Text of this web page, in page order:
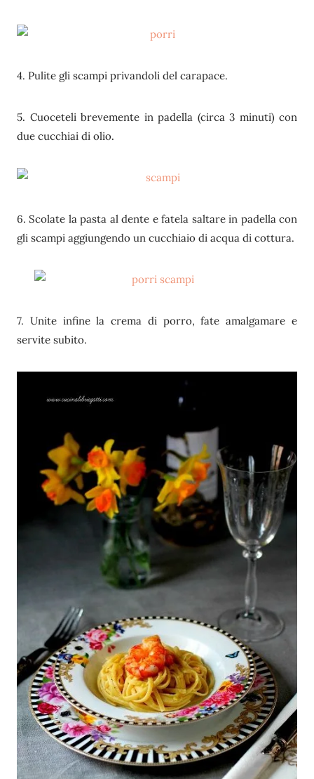
4. Pulite gli scampi privandoli del carapace.
5. Cuoceteli brevemente in padella (circa 3 minuti) con
due cucchiai di olio.
6. Scolate la pasta al dente e fatela saltare in padella con
gli scampi aggiungendo un cucchiaio di acqua di cottura.
7. Unite infine la crema di porro, fate amalgamare e
servite subito.